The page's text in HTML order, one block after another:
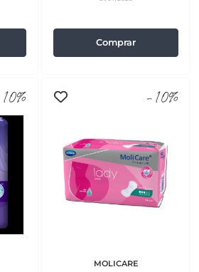
Comprar
-10%
MOLICARE